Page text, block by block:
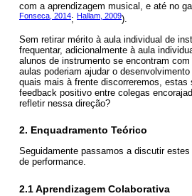
com a aprendizagem musical, e até no
Fonseca, 2014; Hallam, 2009).
Sem retirar mérito à aula individual de
frequentar, adicionalmente à aula
alunos de instrumento se encontram
aulas poderiam ajudar o
quais mais à frente discorreremos,
feedback positivo entre colegas
refletir nessa direção?
2. Enquadramento Teórico
Seguidamente passamos a discutir
de performance.
2.1 Aprendizagem Colaborativa